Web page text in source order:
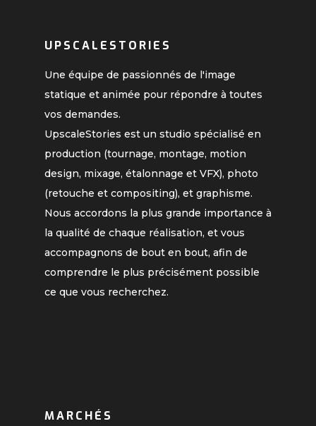
UPSCALESTORIES
Une équipe de passionnés de l'image
statique et animée pour répondre à toutes
vos demandes.
UpscaleStories est un studio spécialisé en
production (tournage, montage, motion
design, mixage, étalonnage et VFX), photo
(retouche et compositing), et graphisme.
Nous accordons la plus grande importance à
la qualité de chaque réalisation, et vous
accompagnons de bout en bout, afin de
comprendre le plus précisément possible
ce que vous recherchez.
MARCHÉS